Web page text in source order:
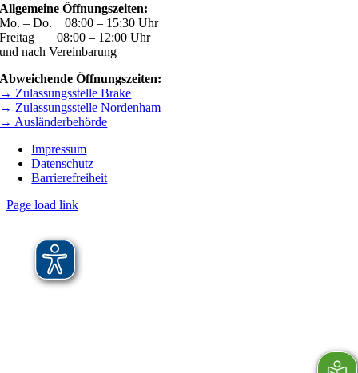
Allgemeine Öffnungszeiten:
Mo. – Do. 08:00 – 15:30 Uhr
Freitag 08:00 – 12:00 Uhr
und nach Vereinbarung
Abweichende Öffnungszeiten:
→ Zulassungsstelle Brake
→ Zulassungsstelle Nordenham
→ Ausländerbehörde
Impressum
Datenschutz
Barrierefreiheit
Page load link